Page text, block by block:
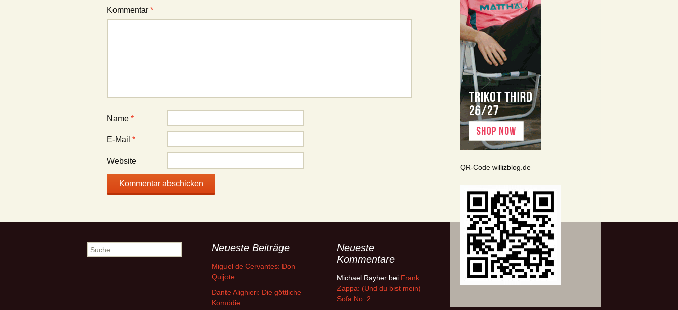
Kommentar *
Name *
E-Mail *
Website
QR-Code willizblog.de
Suche
nach:
Neueste Beiträge
Miguel de Cervantes: Don
Quijote
Dante Alighieri: Die göttliche
Komödie
Neueste
Kommentare
Michael Rayher bei Frank
Zappa: (Und du bist mein)
Sofa No. 2